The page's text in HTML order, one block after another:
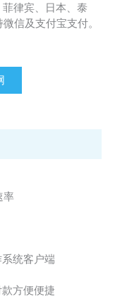
律宾、日本、泰
信及支付宝支付。
率
统客户端
方便便捷